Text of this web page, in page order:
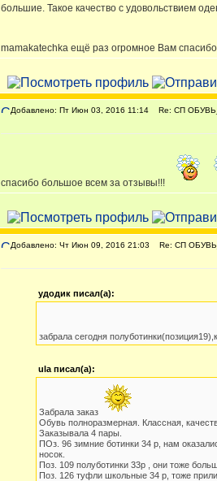
большие. Такое качество с удовольствием
mamakatechka ещё раз огромное Вам
Добавлено: Пт Июн 03, 2016 11:14 Re: СП
спасибо большое всем за отзывы!!!
Добавлено: Чт Июн 09, 2016 21:03 Re: СП
удодик писал(а):
забрала сегодня
ula писал(а):
Забрала заказ
Обувь полноразмерная. Классная,
Заказывала 4 пары.
ПОз. 96 зимние ботинки 34 р, нам
носок.
Поз. 109 полуботинки 33р , они тоже
Поз. 126 туфли школьные 34 р, тоже